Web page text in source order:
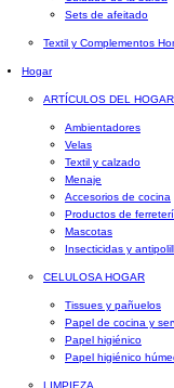
Sets de afeitado
Textil y Complementos
Hogar
ARTÍCULOS DEL HOGAR
Ambientadores
Velas
Textil y calzado
Menaje
Accesorios de cocina
Productos de
Mascotas
Insecticidas y
CELULOSA HOGAR
Tissues y pañuelos
Papel de cocina y
Papel higiénico
Papel higiénico
LIMPIEZA